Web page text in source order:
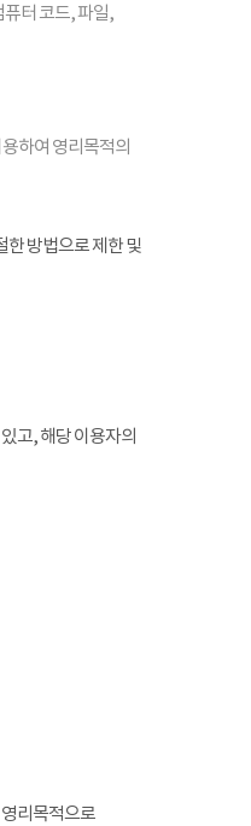
터 코드, 파일,
하여 영리목적의
한 방법으로 제한 및
고, 해당 이용자의
리목적으로